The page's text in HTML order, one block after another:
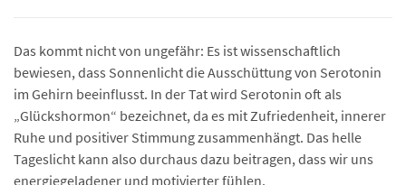
Das kommt nicht von ungefähr: Es ist wissenschaftlich
bewiesen, dass Sonnenlicht die Ausschüttung von Serotonin
im Gehirn beeinflusst. In der Tat wird Serotonin oft als
„Glückshormon“ bezeichnet, da es mit Zufriedenheit, innerer
Ruhe und positiver Stimmung zusammenhängt. Das helle
Tageslicht kann also durchaus dazu beitragen, dass wir uns
energiegeladener und motivierter fühlen.